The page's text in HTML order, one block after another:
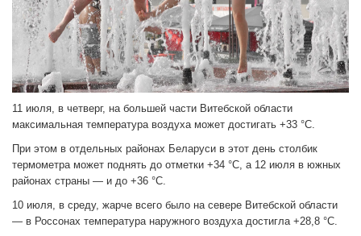
11 июля, в четверг, на большей части Витебской области
максимальная температура воздуха может достигать +33 °C.
При этом в отдельных районах Беларуси в этот день столбик
термометра может поднять до отметки +34 °C, а 12 июля в южных
районах страны — и до +36 °C.
10 июля, в среду, жарче всего было на севере Витебской области
— в Россонах температура наружного воздуха достигла +28,8 °C.